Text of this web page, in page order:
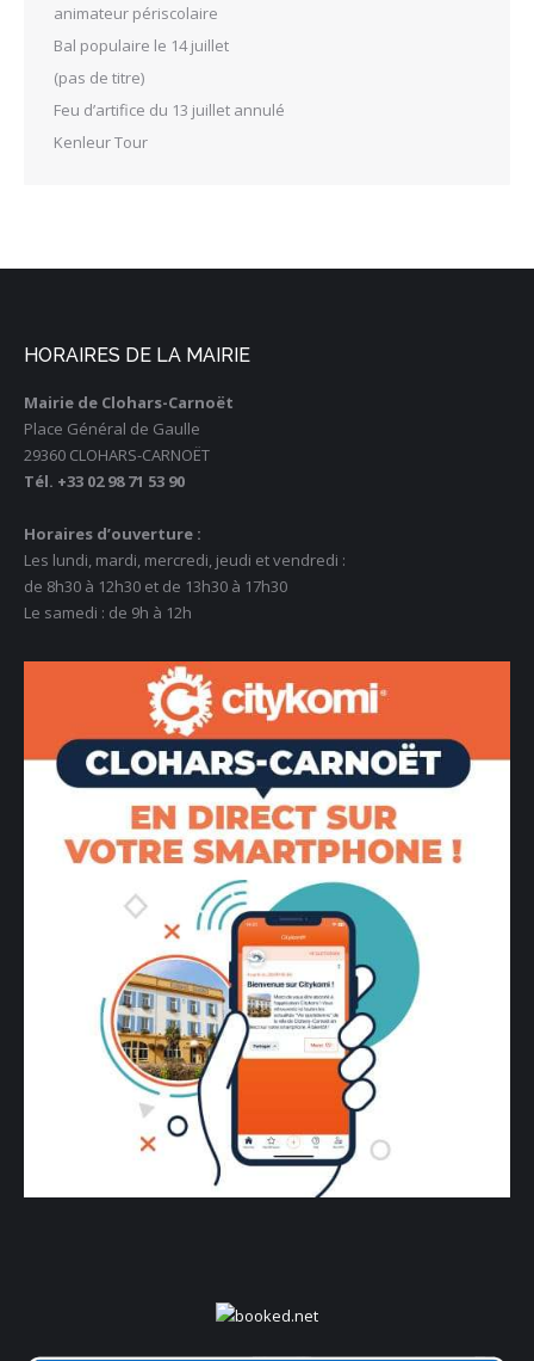
animateur périscolaire
Bal populaire le 14 juillet
(pas de titre)
Feu d’artifice du 13 juillet annulé
Kenleur Tour
HORAIRES DE LA MAIRIE
Mairie de Clohars-Carnoët
Place Général de Gaulle
29360 CLOHARS-CARNOËT
Tél. +33 02 98 71 53 90
Horaires d’ouverture :
Les lundi, mardi, mercredi, jeudi et vendredi :
de 8h30 à 12h30 et de 13h30 à 17h30
Le samedi : de 9h à 12h